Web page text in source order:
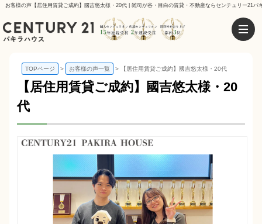
お客様の声【居住用賃貸ご成約】國吉悠太様・20代 | 雑司が谷・目白の賃貸・不動産ならセンチュリー21パ
TOPページ お客様の声一覧 【居住用賃貸ご成約】國吉悠太様・20代
【居住用賃貸ご成約】國吉悠太様・20
代